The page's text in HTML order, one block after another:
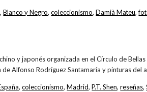
,Blanco y Negro,coleccionismo,Damià Mateu,
y japonés organizada en el Círculo de
Alfonso Rodríguez Santamaría y pinturas del
,coleccionismo,Madrid,P.T. Shen,reseñas,